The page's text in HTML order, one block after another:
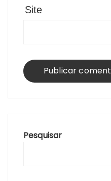
Site
Pesquisar